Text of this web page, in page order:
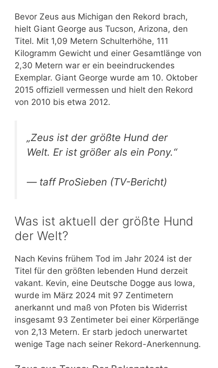
Bevor Zeus aus Michigan den Rekord brach,
hielt Giant George aus Tucson, Arizona, den
Titel. Mit 1,09 Metern Schulterhöhe, 111
Kilogramm Gewicht und einer Gesamtlänge von
2,30 Metern war er ein beeindruckendes
Exemplar. Giant George wurde am 10. Oktober
2015 offiziell vermessen und hielt den Rekord
von 2010 bis etwa 2012.
„Zeus ist der größte Hund der
Welt. Er ist größer als ein Pony.“
— taff ProSieben (TV-Bericht)
Was ist aktuell der größte Hund
der Welt?
Nach Kevins frühem Tod im Jahr 2024 ist der
Titel für den größten lebenden Hund derzeit
vakant. Kevin, eine Deutsche Dogge aus Iowa,
wurde im März 2024 mit 97 Zentimetern
anerkannt und maß von Pfoten bis Widerrist
insgesamt 93 Zentimeter bei einer Körperlänge
von 2,13 Metern. Er starb jedoch unerwartet
wenige Tage nach seiner Rekord-Anerkennung.